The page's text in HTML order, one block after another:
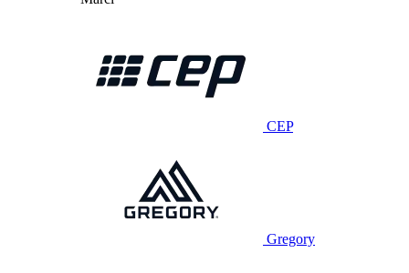
CEP
Gregory